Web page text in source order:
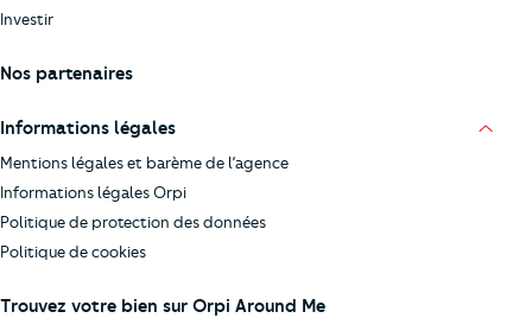
Investir
Nos partenaires
Informations légales
Mentions légales et barème de l’agence
Informations légales Orpi
Politique de protection des données
Politique de cookies
Trouvez votre bien sur Orpi Around Me